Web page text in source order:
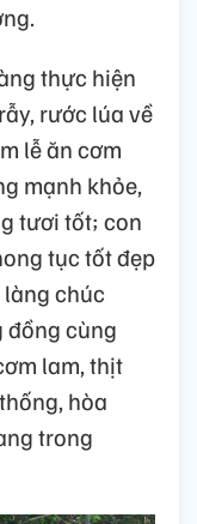
thực hiện
rước lúa về
lễ ăn cơm
mạnh khỏe,
tươi tốt; con
tục tốt đẹp
làng chúc
đồng cùng
lam, thịt
hòa
trong